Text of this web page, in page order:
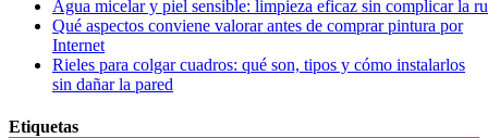
Agua micelar y piel sensible: limpieza eficaz sin complicar la
Qué aspectos conviene valorar antes de comprar pintura por
Internet
Rieles para colgar cuadros: qué son, tipos y cómo instalarlos
sin dañar la pared
Etiquetas